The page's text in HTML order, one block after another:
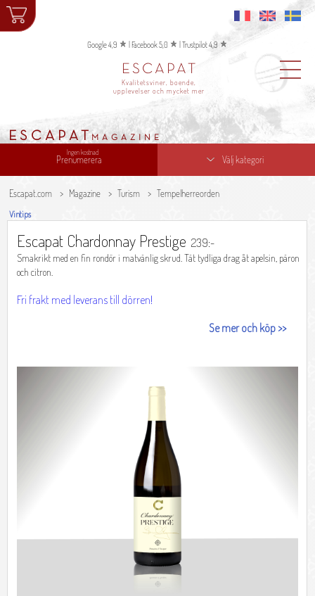
Google 4,9 Facebook 5,0 Trustpilot 4,9
ESCAPAT
Kvalitetsviner, boende,
upplevelser och mycket mer
ESCAPAT MAGAZINE
Ingen kostnad
Prenumerera Välj kategori
Escapat.com Magazine Turism Tempelherreorden